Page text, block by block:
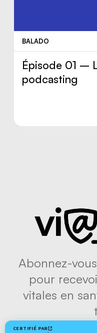
BALADO
Épisode 01 –
podcasting
Abonnez-
pour
vitales en